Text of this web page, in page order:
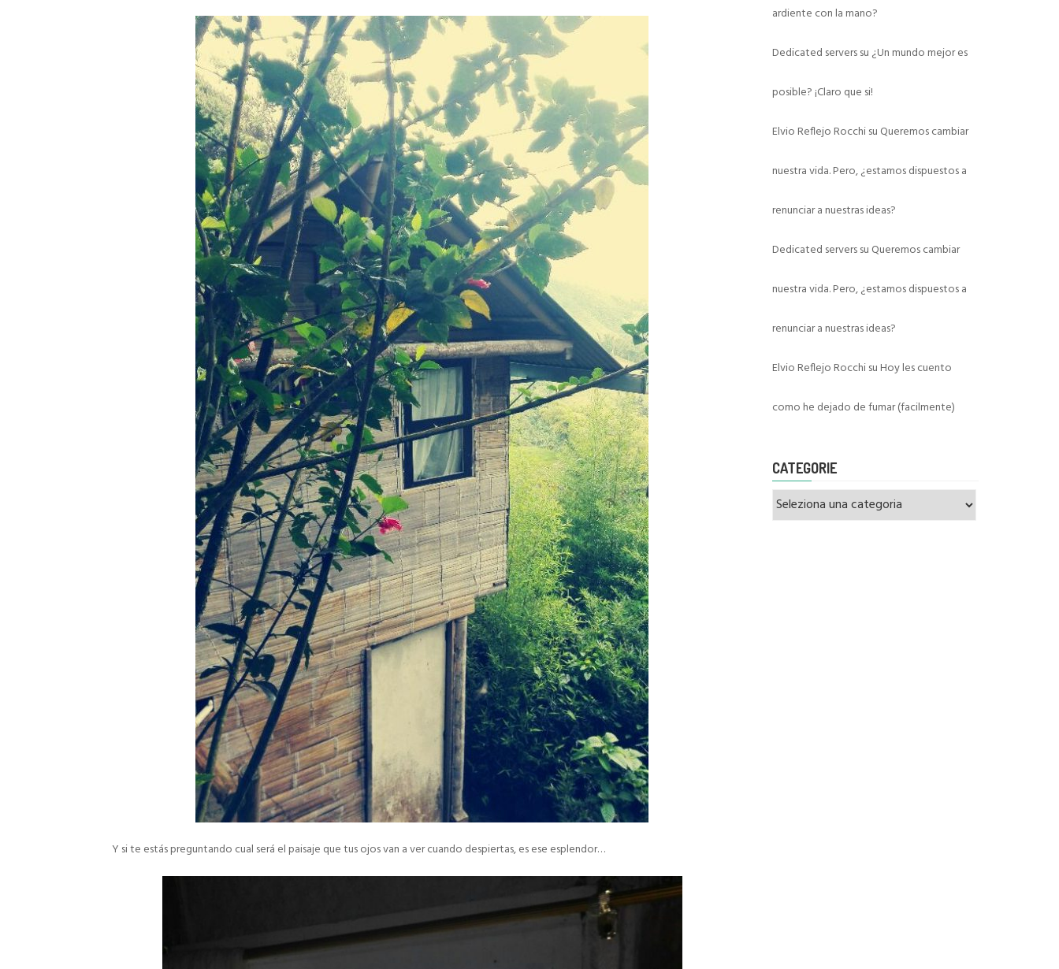
Y si te estás preguntando cual será el paisaje que tus ojos van a ver cuando despiertas, es ese esplendor…
ardiente con la mano?
Dedicated serverssu ¿Un mundo mejor es
posible? ¡Claro que si!
Elvio Reflejo Rocchisu Queremos cambiar
nuestra vida. Pero, ¿estamos dispuestos a
renunciar a nuestras ideas?
Dedicated serverssu Queremos cambiar
nuestra vida. Pero, ¿estamos dispuestos a
renunciar a nuestras ideas?
Elvio Reflejo RocchisuHoy les cuento
como he dejado de fumar (facilmente)
CATEGORIE
Categorie